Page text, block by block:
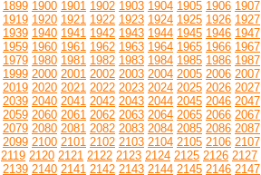
1899 1900 1901 1902 1903 1904 1905 1906 1907
1919 1920 1921 1922 1923 1924 1925 1926 1927
1939 1940 1941 1942 1943 1944 1945 1946 1947
1959 1960 1961 1962 1963 1964 1965 1966 1967
1979 1980 1981 1982 1983 1984 1985 1986 1987
1999 2000 2001 2002 2003 2004 2005 2006 2007
2019 2020 2021 2022 2023 2024 2025 2026 2027
2039 2040 2041 2042 2043 2044 2045 2046 2047
2059 2060 2061 2062 2063 2064 2065 2066 2067
2079 2080 2081 2082 2083 2084 2085 2086 2087
2099 2100 2101 2102 2103 2104 2105 2106 2107
2119 2120 2121 2122 2123 2124 2125 2126 2127
2139 2140 2141 2142 2143 2144 2145 2146 2147